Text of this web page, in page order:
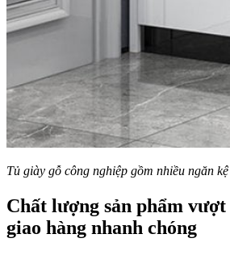
Tủ giày gỗ công nghiệp gồm nhiều ngăn
Chất lượng sản phẩm
giao hàng nhanh chóng